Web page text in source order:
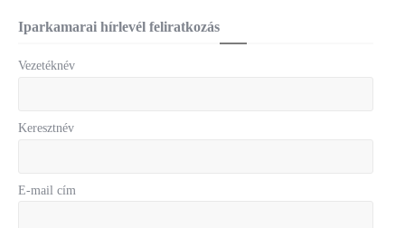
Iparkamarai hírlevél feliratkozás
Vezetéknév
Keresztnév
E-mail cím